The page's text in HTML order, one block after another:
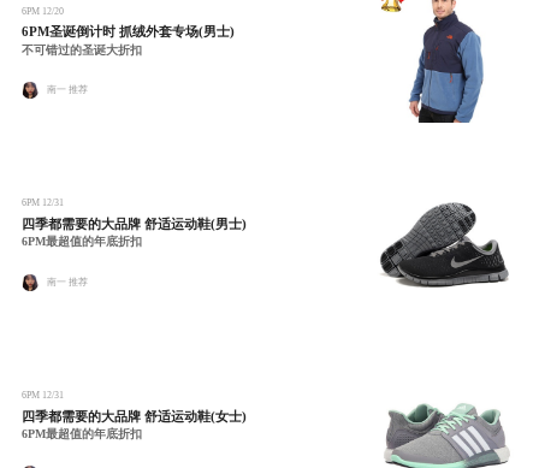
6PM 12/20
6PM圣诞倒计时 抓绒外套专场(男士)
不可错过的圣诞大折扣
南一 推荐
6PM 12/31
四季都需要的大品牌 舒适运动鞋(男士)
6PM最超值的年底折扣
南一 推荐
6PM 12/31
四季都需要的大品牌 舒适运动鞋(女士)
6PM最超值的年底折扣